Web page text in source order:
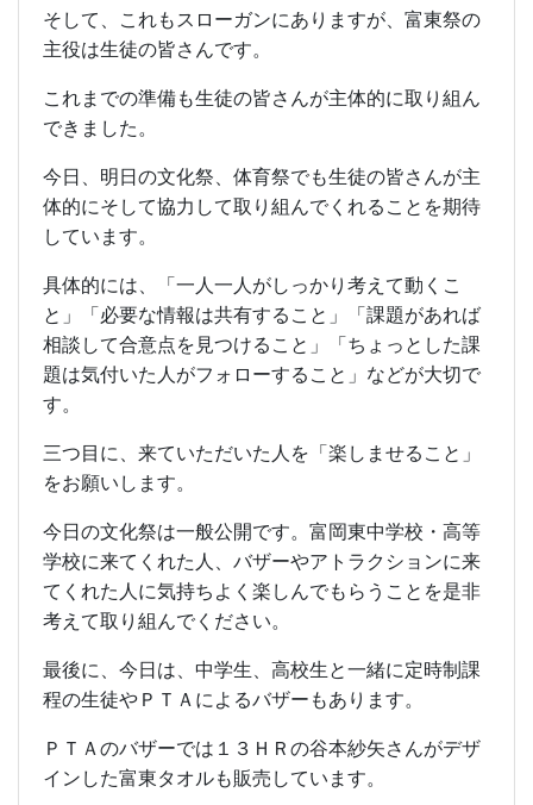
そして、これもスローガンにありますが、富東祭の
主役は生徒の皆さんです。
これまでの準備も生徒の皆さんが主体的に取り組ん
できました。
今日、明日の文化祭、体育祭でも生徒の皆さんが主
体的にそして協力して取り組んでくれることを期待
しています。
具体的には、「一人一人がしっかり考えて動くこ
と」「必要な情報は共有すること」「課題があれば
相談して合意点を見つけること」「ちょっとした課
題は気付いた人がフォローすること」などが大切で
す。
三つ目に、来ていただいた人を「楽しませること」
をお願いします。
今日の文化祭は一般公開です。富岡東中学校・高等
学校に来てくれた人、バザーやアトラクションに来
てくれた人に気持ちよく楽しんでもらうことを是非
考えて取り組んでください。
最後に、今日は、中学生、高校生と一緒に定時制課
程の生徒やＰＴＡによるバザーもあります。
ＰＴＡのバザーでは１３ＨＲの谷本紗矢さんがデザ
インした富東タオルも販売しています。